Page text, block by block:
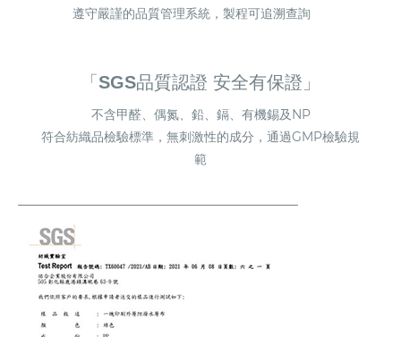
遵守嚴謹的品質管理系統，製程可追溯查詢
「SGS品質認證 安全有保證」
不含甲醛、偶氮、鉛、鎘、有機錫及NP
符合紡織品檢驗標準，無刺激性的成分，通過GMP檢驗規
範